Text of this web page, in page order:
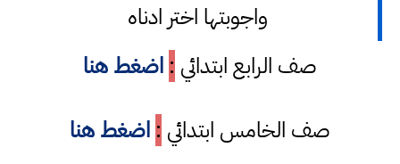
واجوبتها اختر ادناه
صف الرابع ابتدائي : اضغط هنا
صف الخامس ابتدائي : اضغط هنا